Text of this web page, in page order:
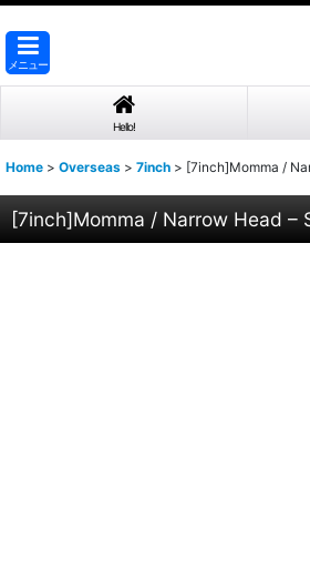
メニュー
Hello!
Home > Overseas > 7inch > [7inch]Momma /
[7inch]Momma / Narrow Head –